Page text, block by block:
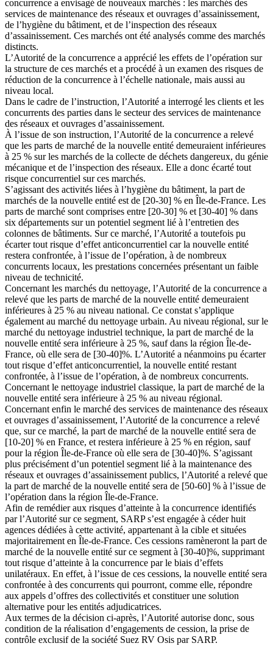
concurrence a envisagé de nouveaux marchés : les marchés des
services de maintenance des réseaux et ouvrages d’assainissement,
de l’hygiène du bâtiment, et de l’inspection des réseaux
d’assainissement. Ces marchés ont été analysés comme des marchés
distincts.
L’Autorité de la concurrence a apprécié les effets de l’opération sur
la structure de ces marchés et a procédé à un examen des risques de
réduction de la concurrence à l’échelle nationale, mais aussi au
niveau local.
Dans le cadre de l’instruction, l’Autorité a interrogé les clients et les
concurrents des parties dans le secteur des services de maintenance
des réseaux et ouvrages d’assainissement.
À l’issue de son instruction, l’Autorité de la concurrence a relevé
que les parts de marché de la nouvelle entité demeuraient inférieures
à 25 % sur les marchés de la collecte de déchets dangereux, du génie
mécanique et de l’inspection des réseaux. Elle a donc écarté tout
risque concurrentiel sur ces marchés.
S’agissant des activités liées à l’hygiène du bâtiment, la part de
marchés de la nouvelle entité est de [20-30] % en Île-de-France. Les
parts de marché sont comprises entre [20-30] % et [30-40] % dans
six départements sur un potentiel segment lié à l’entretien des
colonnes de bâtiments. Sur ce marché, l’Autorité a toutefois pu
écarter tout risque d’effet anticoncurrentiel car la nouvelle entité
restera confrontée, à l’issue de l’opération, à de nombreux
concurrents locaux, les prestations concernées présentant un faible
niveau de technicité.
Concernant les marchés du nettoyage, l’Autorité de la concurrence a
relevé que les parts de marché de la nouvelle entité demeuraient
inférieures à 25 % au niveau national. Ce constat s’applique
également au marché du nettoyage urbain. Au niveau régional, sur le
marché du nettoyage industriel technique, la part de marché de la
nouvelle entité sera inférieure à 25 %, sauf dans la région Île-de-
France, où elle sera de [30-40]%. L’Autorité a néanmoins pu écarter
tout risque d’effet anticoncurrentiel, la nouvelle entité restant
confrontée, à l’issue de l’opération, à de nombreux concurrents.
Concernant le nettoyage industriel classique, la part de marché de la
nouvelle entité sera inférieure à 25 % au niveau régional.
Concernant enfin le marché des services de maintenance des réseaux
et ouvrages d’assainissement, l’Autorité de la concurrence a relevé
que, sur ce marché, la part de marché de la nouvelle entité sera de
[10-20] % en France, et restera inférieure à 25 % en région, sauf
pour la région Île-de-France où elle sera de [30-40]%. S’agissant
plus précisément d’un potentiel segment lié à la maintenance des
réseaux et ouvrages d’assainissement publics, l’Autorité a relevé que
la part de marché de la nouvelle entité sera de [50-60] % à l’issue de
l’opération dans la région Île-de-France.
Afin de remédier aux risques d’atteinte à la concurrence identifiés
par l’Autorité sur ce segment, SARP s’est engagée à céder huit
agences dédiées à cette activité, appartenant à la cible et situées
majoritairement en Île-de-France. Ces cessions ramèneront la part de
marché de la nouvelle entité sur ce segment à [30-40]%, supprimant
tout risque d’atteinte à la concurrence par le biais d’effets
unilatéraux. En effet, à l’issue de ces cessions, la nouvelle entité sera
confrontée à des concurrents qui pourront, comme elle, répondre
aux appels d’offres des collectivités et constituer une solution
alternative pour les entités adjudicatrices.
Aux termes de la décision ci-après, l’Autorité autorise donc, sous
condition de la réalisation d’engagements de cession, la prise de
contrôle exclusif de la société Suez RV Osis par SARP.